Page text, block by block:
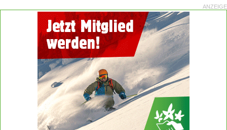
ANZEIGE